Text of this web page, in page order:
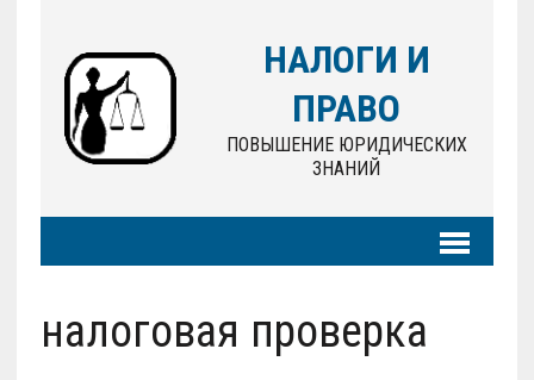
НАЛОГИ И
ПРАВО
ПОВЫШЕНИЕ ЮРИДИЧЕСКИХ
ЗНАНИЙ
налоговая проверка